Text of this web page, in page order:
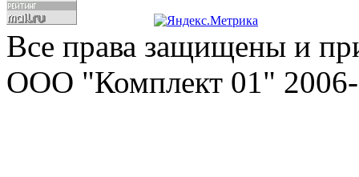
Все права защищены и
ООО "Комплект 01" 2006-